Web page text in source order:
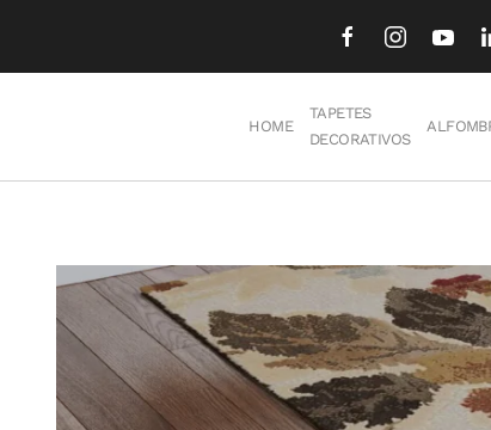
Skip to main content
HOME
TAPETES
DECORATIVOS